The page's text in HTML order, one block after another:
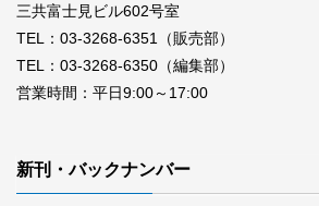
三共富士見ビル602号室
TEL：03-3268-6351（販売部）
TEL：03-3268-6350（編集部）
営業時間：平日9:00～17:00
新刊・バックナンバー